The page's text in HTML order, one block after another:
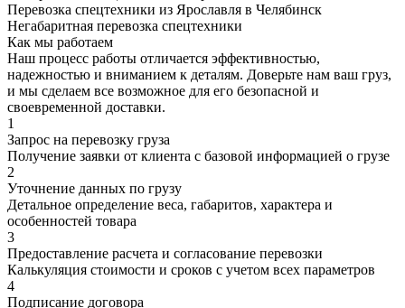
Перевозка спецтехники из Ярославля в Челябинск
Негабаритная перевозка спецтехники
Как мы работаем
Наш процесс работы отличается эффективностью,
надежностью и вниманием к деталям. Доверьте нам ваш груз,
и мы сделаем все возможное для его безопасной и
своевременной доставки.
1
Запрос на перевозку груза
Получение заявки от клиента с базовой информацией о грузе
2
Уточнение данных по грузу
Детальное определение веса, габаритов, характера и
особенностей товара
3
Предоставление расчета и согласование перевозки
Калькуляция стоимости и сроков с учетом всех параметров
4
Подписание договора